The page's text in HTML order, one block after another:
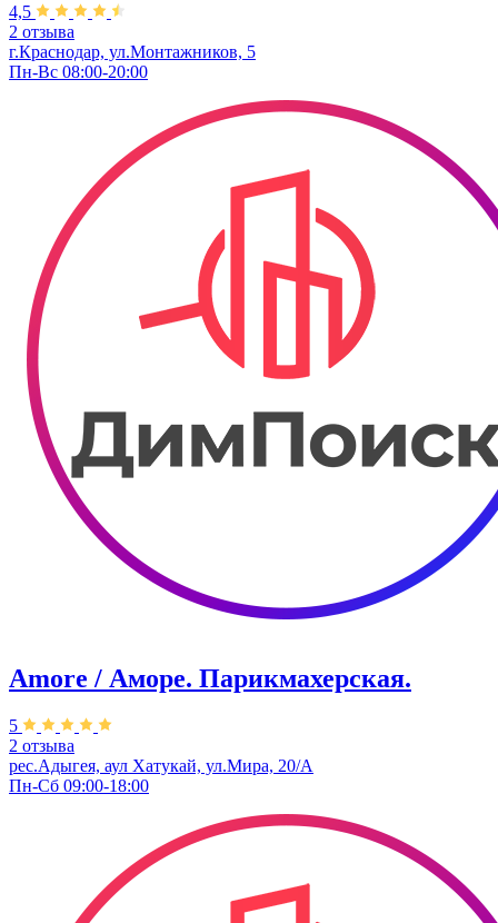
4,5
2 отзыва
г.Краснодар, ул.Монтажников, 5
Пн-Вс 08:00-20:00
Amore / Аморе. Парикмахерская.
5
2 отзыва
рес.Адыгея, аул Хатукай, ул.Мира, 20/А
Пн-Сб 09:00-18:00